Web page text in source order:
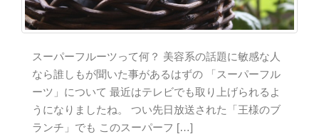
スーパーフルーツって何？ 美容系の話題に敏感な人
なら誰しもが聞いた事があるはずの 「スーパーフル
ーツ」について 最近はテレビでも取り上げられるよ
うになりましたね。 つい先日放送された「王様のブ
ランチ」でも このスーパーフ […]